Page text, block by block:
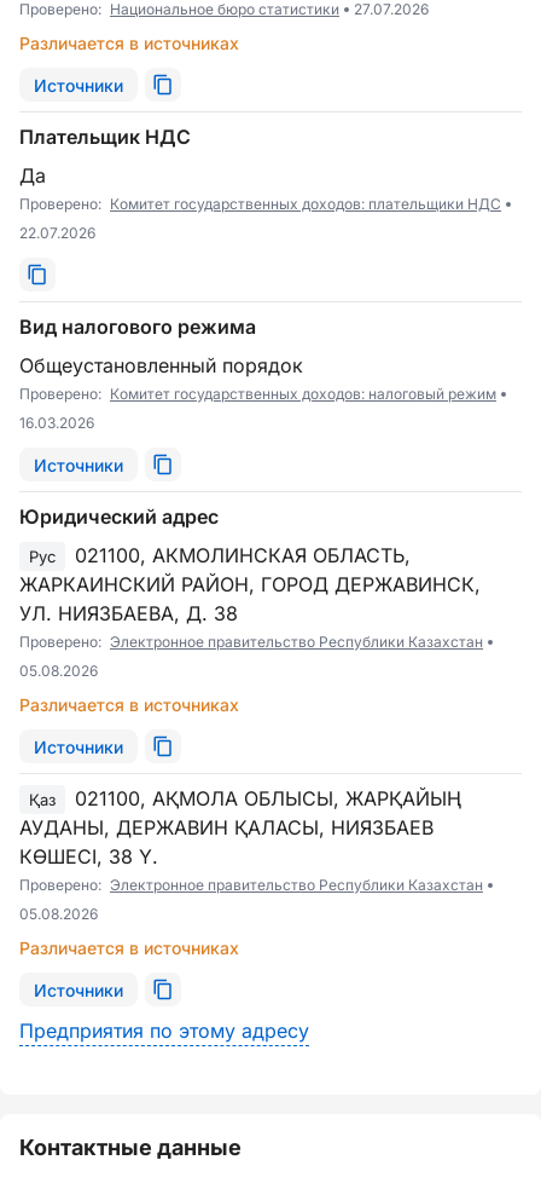
Проверено: Национальное бюро статистики 27.07.2026
Различается в источниках
Источники
Плательщик НДС
Да
Проверено: Комитет государственных доходов: плательщики НДС
22.07.2026
Вид налогового режима
Общеустановленный порядок
Проверено: Комитет государственных доходов: налоговый режим
16.03.2026
Источники
Юридический адрес
Рус
021100, АКМОЛИНСКАЯ ОБЛАСТЬ,
ЖАРКАИНСКИЙ РАЙОН, ГОРОД ДЕРЖАВИНСК,
УЛ. НИЯЗБАЕВА, Д. 38
Проверено: Электронное правительство Республики Казахстан
05.08.2026
Различается в источниках
Источники
Қаз
021100, АҚМОЛА ОБЛЫСЫ, ЖАРҚАЙЫҢ
АУДАНЫ, ДЕРЖАВИН ҚАЛАСЫ, НИЯЗБАЕВ
КӨШЕСІ, 38 Ү.
Проверено: Электронное правительство Республики Казахстан
05.08.2026
Различается в источниках
Источники
Предприятия по этому адресу
Контактные данные